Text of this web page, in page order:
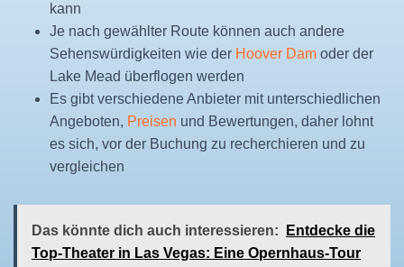
kann
Je nach gewählter Route können auch andere
Sehenswürdigkeiten wie der Hoover Dam oder der
Lake Mead überflogen werden
Es gibt verschiedene Anbieter mit unterschiedlichen
Angeboten, Preisen und Bewertungen, daher lohnt
es sich, vor der Buchung zu recherchieren und zu
vergleichen
Das könnte dich auch interessieren:
Entdecke die
Top-Theater in Las Vegas: Eine Opernhaus-Tour